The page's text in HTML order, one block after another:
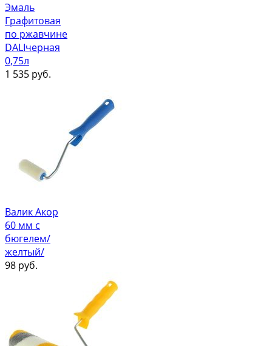
Эмаль
Графитовая
по ржавчине
DALIчерная
0,75л
1 535 руб.
Валик Акор
60 мм с
бюгелем/
желтый/
98 руб.